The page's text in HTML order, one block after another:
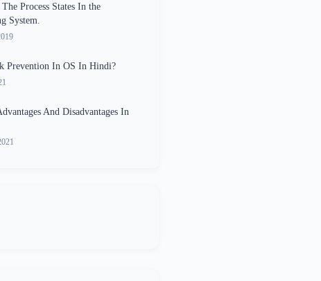
The Process States In the
System.
Prevention In OS In Hindi?
And Disadvantages In